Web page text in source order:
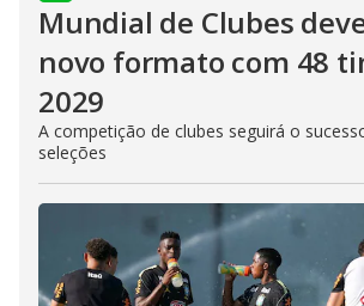
Mundial de Clubes
novo formato com 48
2029
A competição de clubes seguirá o
seleções